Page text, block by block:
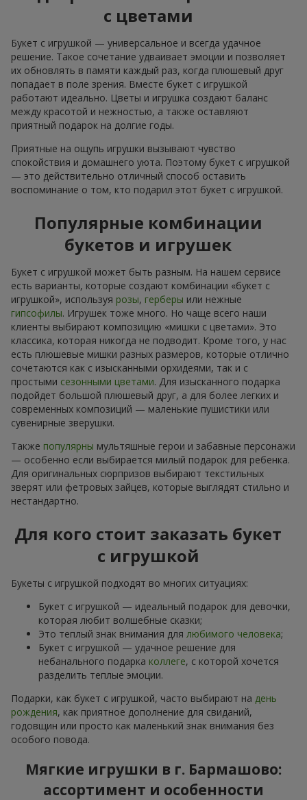
с цветами
Букет с игрушкой — универсальное и всегда удачное
решение. Такое сочетание удваивает эмоции и позволяет
их обновлять в памяти каждый раз, когда плюшевый друг
попадает в поле зрения. Вместе букет с игрушкой
работают идеально. Цветы и игрушка создают баланс
между красотой и нежностью, а также оставляют
приятный подарок на долгие годы.
Приятные на ощупь игрушки вызывают чувство
спокойствия и домашнего уюта. Поэтому букет с игрушкой
— это действительно отличный способ оставить
воспоминание о том, кто подарил этот букет с игрушкой.
Популярные комбинации
букетов и игрушек
Букет с игрушкой может быть разным. На нашем сервисе
есть варианты, которые создают комбинации «букет с
игрушкой», используя розы, герберы или нежные
гипсофилы. Игрушек тоже много. Но чаще всего наши
клиенты выбирают композицию «мишки с цветами». Это
классика, которая никогда не подводит. Кроме того, у нас
есть плюшевые мишки разных размеров, которые отлично
сочетаются как с изысканными орхидеями, так и с
простыми сезонными цветами. Для изысканного подарка
подойдет большой плюшевый друг, а для более легких и
современных композиций — маленькие пушистики или
сувенирные зверушки.
Также популярны мультяшные герои и забавные персонажи
— особенно если выбирается милый подарок для ребенка.
Для оригинальных сюрпризов выбирают текстильных
зверят или фетровых зайцев, которые выглядят стильно и
нестандартно.
Для кого стоит заказать букет
с игрушкой
Букеты с игрушкой подходят во многих ситуациях:
Букет с игрушкой — идеальный подарок для девочки,
которая любит волшебные сказки;
Это теплый знак внимания для любимого человека;
Букет с игрушкой — удачное решение для
небанального подарка коллеге, с которой хочется
разделить теплые эмоции.
Подарки, как букет с игрушкой, часто выбирают на день
рождения, как приятное дополнение для свиданий,
годовщин или просто как маленький знак внимания без
особого повода.
Мягкие игрушки в г. Бармашово:
ассортимент и особенности